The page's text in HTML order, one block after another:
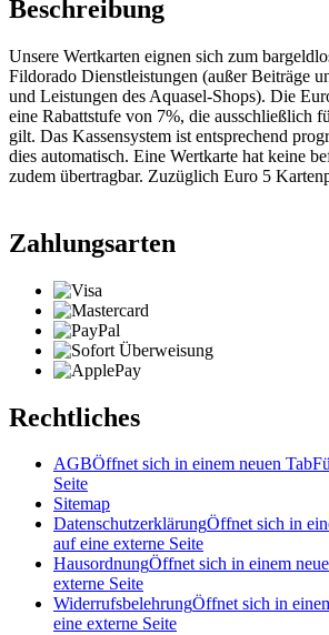
Beschreibung
Unsere Wertkarten eignen sich zum
Fildorado Dienstleistungen (außer Beiträge
und Leistungen des Aquasel-Shops). Die
eine Rabattstufe von 7%, die ausschließlich
gilt. Das Kassensystem ist entsprechend
dies automatisch. Eine Wertkarte hat keine
zudem übertragbar. Zuzüglich Euro 5
Zahlungsarten
Rechtliches
AGBÖffnet sich in einem neuen Tab
Seite
Sitemap
DatenschutzerklärungÖffnet sich in
auf eine externe Seite
HausordnungÖffnet sich in einem
externe Seite
WiderrufsbelehrungÖffnet sich in
eine externe Seite